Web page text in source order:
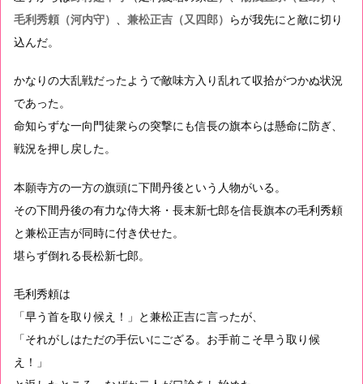
毛利秀頼（河内守）
兼松正吉（又四郎）
らが我先にと敵に切り
込んだ。
かなりの大乱戦だったようで敵味方入り乱れて収拾がつかぬ状況
であった。
命知らずな一向門徒衆らの突撃にも信長の旗本らは懸命に防ぎ、
戦況を押し戻した。
本願寺方の一方の旗頭に下間丹後という人物がいる。
その下間丹後の有力な侍大将・長末新七郎を信長旗本の毛利秀頼
と兼松正吉が同時に付き伏せた。
堪らず倒れる長松新七郎。
毛利秀頼は
「早う首を取り候え！」と兼松正吉に言ったが、
「それがしはただの手伝いにござる。お手前こそ早う取り候
え！」